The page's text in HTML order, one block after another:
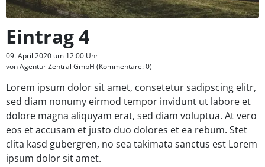
Eintrag 4
09. April 2020 um 12:00 Uhr
von Agentur Zentral GmbH (Kommentare: 0)
Lorem ipsum dolor sit amet, consetetur sadipscing elitr,
sed diam nonumy eirmod tempor invidunt ut labore et
dolore magna aliquyam erat, sed diam voluptua. At vero
eos et accusam et justo duo dolores et ea rebum. Stet
clita kasd gubergren, no sea takimata sanctus est Lorem
ipsum dolor sit amet.